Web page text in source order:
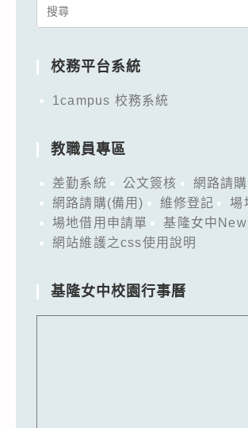
Search
校務平台系統
1campus 校務系統
教職員專區
差勤系統 公文簽核
網路請購
網路請購(備用)
維修登記
場
場地借用申請單
基隆女中
網站維護之css使用說明
基隆女中校園行事曆